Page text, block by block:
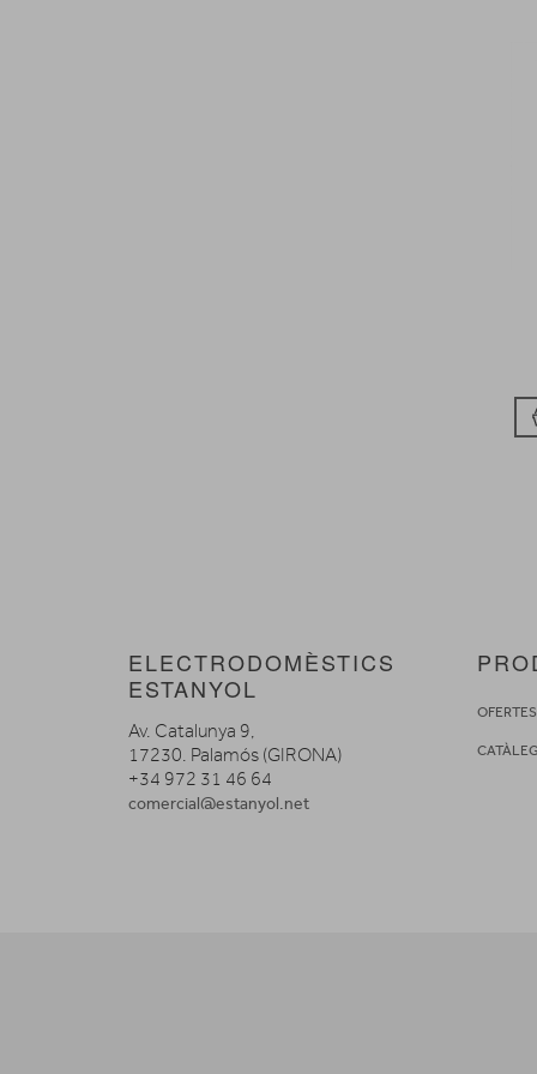
ELECTRODOMÈSTICS
ESTANYOL
Av. Catalunya 9,
17230. Palamós (GIRONA)
+34 972 31 46 64
comercial@estanyol.net
OFERTES